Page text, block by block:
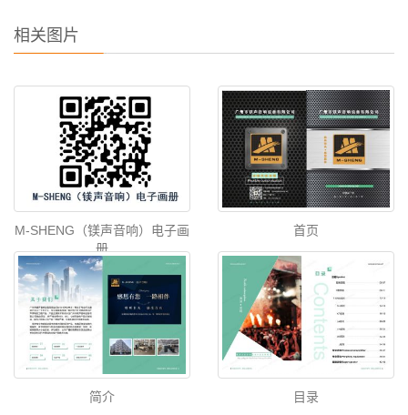
相关图片
M-SHENG（镁声音响）电子画
册
首页
简介 目录